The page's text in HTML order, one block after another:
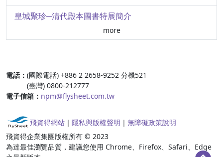
明呂紀秋鷺芙蓉
皇城聚珍─清代殿本圖書特展簡介
窺豹一斑嚐鼎一臠─談宋版圖書的策展思惟
外交見聞錄─宋本《宣和奉使高麗圖經》
秀才必讀─談南宋廣都本《六家文選》
眾裡尋它─談南宋建安余仁仲刊〈春秋公羊經傳解詁〉
more
電話： (國際電話) +886 2 2658-9252 分機521
(臺灣) 0800-212777
電子信箱： npm@flysheet.com.tw
飛資得網站 ｜ 隱私與版權聲明 ｜ 無障礙政策說明
飛資得企業集團版權所有 © 2023
為達最佳瀏覽品質，建議您使用 Chrome、Firefox、Safari、Edge